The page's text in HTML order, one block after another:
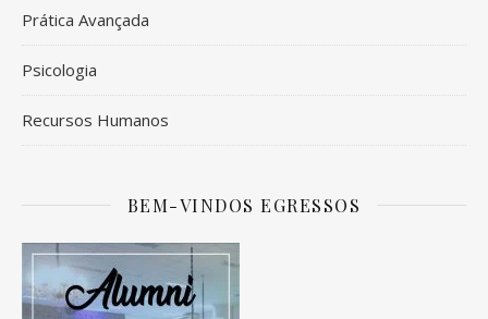
Prática Avançada
Psicologia
Recursos Humanos
BEM-VINDOS EGRESSOS